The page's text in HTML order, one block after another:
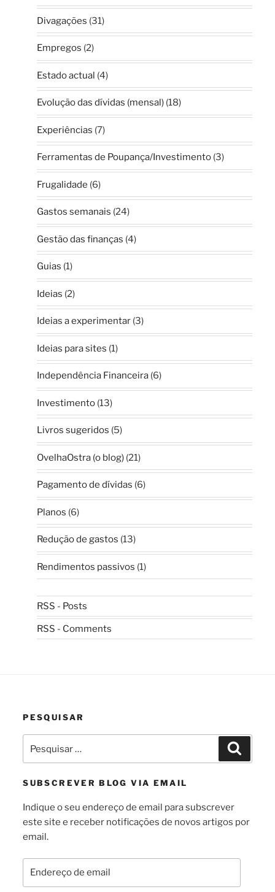
Divagações (31)
Empregos (2)
Estado actual (4)
Evolução das dívidas (mensal)(18)
Experiências (7)
Ferramentas de Poupança/Investimento(3)
Frugalidade (6)
Gastos semanais (24)
Gestão das finanças (4)
Guias (1)
Ideias (2)
Ideias a experimentar(3)
Ideias para sites (1)
Independência Financeira(6)
Investimento(13)
Livros sugeridos (5)
OvelhaOstra (o blog)(21)
Pagamento de dívidas (6)
Planos (6)
Redução de gastos (13)
Rendimentos passivos (1)
RSS - Posts
RSS - Comments
PESQUISAR
por:
SUBSCREVER BLOG VIA EMAIL
Indique o seu endereço de email para subscrever
este site e receber notificações de novos artigos por
email.